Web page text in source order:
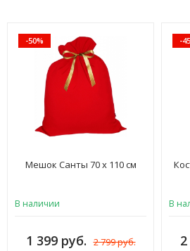
-50%
Мешок Санты 70 х 110 см
В наличии
1 399 руб. 2 799 руб.
-
В